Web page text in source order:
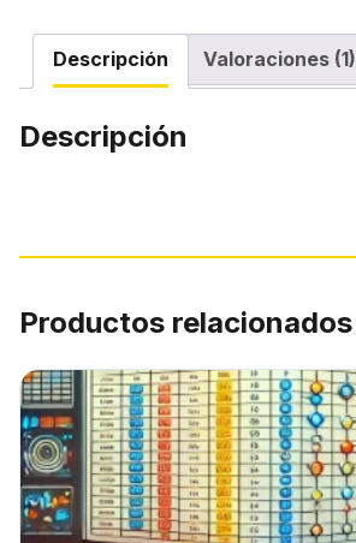
Descripción Valoraciones (1)
Descripción
Productos relacionados